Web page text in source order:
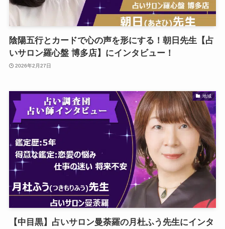
陰陽五行とカードで心の声を形にする！朝日先生【占
いサロン羅心盤 博多店】にインタビュー！
2026年2月27日
地域
【中目黒】占いサロン曼荼羅の月杜ふう先生にインタ